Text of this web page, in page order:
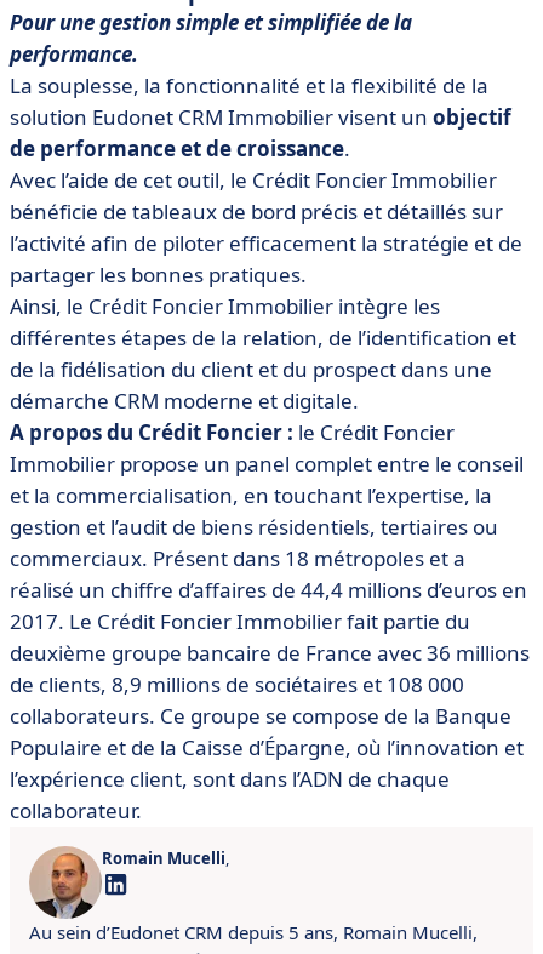
Pour une gestion simple et simplifiée de la
performance.
La souplesse, la fonctionnalité et la flexibilité de la
solution Eudonet CRM Immobilier visent un objectif
de performance et de croissance.
Avec l’aide de cet outil, le Crédit Foncier Immobilier
bénéficie de tableaux de bord précis et détaillés sur
l’activité afin de piloter efficacement la stratégie et de
partager les bonnes pratiques.
Ainsi, le Crédit Foncier Immobilier intègre les
différentes étapes de la relation, de l’identification et
de la fidélisation du client et du prospect dans une
démarche CRM moderne et digitale.
A propos du Crédit Foncier : le Crédit Foncier
Immobilier propose un panel complet entre le conseil
et la commercialisation, en touchant l’expertise, la
gestion et l’audit de biens résidentiels, tertiaires ou
commerciaux. Présent dans 18 métropoles et a
réalisé un chiffre d’affaires de 44,4 millions d’euros en
2017. Le Crédit Foncier Immobilier fait partie du
deuxième groupe bancaire de France avec 36 millions
de clients, 8,9 millions de sociétaires et 108 000
collaborateurs. Ce groupe se compose de la Banque
Populaire et de la Caisse d’Épargne, où l’innovation et
l’expérience client, sont dans l’ADN de chaque
collaborateur.
Romain Mucelli,
Au sein d’Eudonet CRM depuis 5 ans, Romain Mucelli,